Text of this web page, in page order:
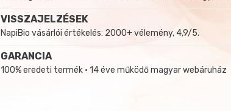
VISSZAJELZÉSEK
NapiBio vásárlói értékelés: 2000+ vélemény, 4,9/5.
GARANCIA
100% eredeti termék • 14 éve működő magyar webáruház